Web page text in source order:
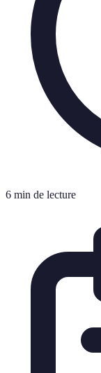
6 min de lecture